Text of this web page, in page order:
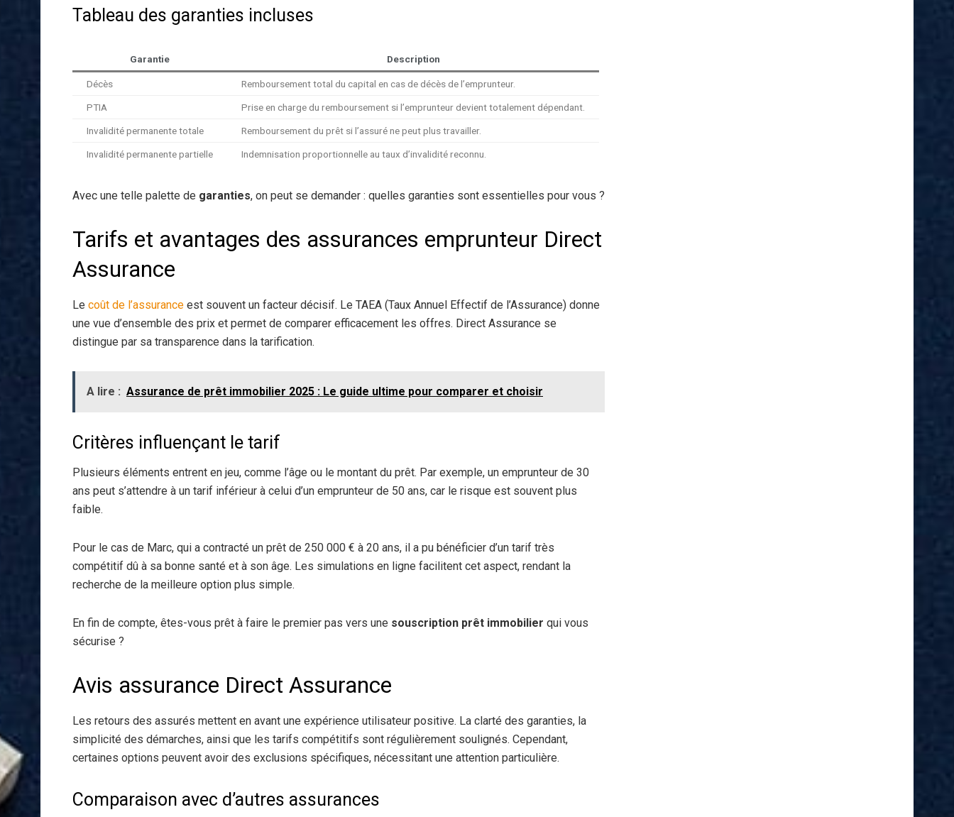
Tableau des garanties incluses
Garantie Description
Décès Remboursement total du capital en cas de décès de l’emprunteur.
PTIA Prise en charge du remboursement si l’emprunteur devient totalement dépendant.
Invalidité permanente totale Remboursement du prêt si l’assuré ne peut plus travailler.
Invalidité permanente partielle Indemnisation proportionnelle au taux d’invalidité reconnu.
Avec une telle palette de garanties, on peut se demander : quelles garanties sont essentielles pour vous ?
Tarifs et avantages des assurances emprunteur Direct
Assurance
Le coût de l’assurance est souvent un facteur décisif. Le TAEA (Taux Annuel Effectif de l’Assurance) donne
une vue d’ensemble des prix et permet de comparer efficacement les offres. Direct Assurance se
distingue par sa transparence dans la tarification.
A lire : Assurance de prêt immobilier 2025 : Le guide ultime pour comparer et choisir
Critères influençant le tarif
Plusieurs éléments entrent en jeu, comme l’âge ou le montant du prêt. Par exemple, un emprunteur de 30
ans peut s’attendre à un tarif inférieur à celui d’un emprunteur de 50 ans, car le risque est souvent plus
faible.
Pour le cas de Marc, qui a contracté un prêt de 250 000 € à 20 ans, il a pu bénéficier d’un tarif très
compétitif dû à sa bonne santé et à son âge. Les simulations en ligne facilitent cet aspect, rendant la
recherche de la meilleure option plus simple.
En fin de compte, êtes-vous prêt à faire le premier pas vers une souscription prêt immobilier qui vous
sécurise ?
Avis assurance Direct Assurance
Les retours des assurés mettent en avant une expérience utilisateur positive. La clarté des garanties, la
simplicité des démarches, ainsi que les tarifs compétitifs sont régulièrement soulignés. Cependant,
certaines options peuvent avoir des exclusions spécifiques, nécessitant une attention particulière.
Comparaison avec d’autres assurances